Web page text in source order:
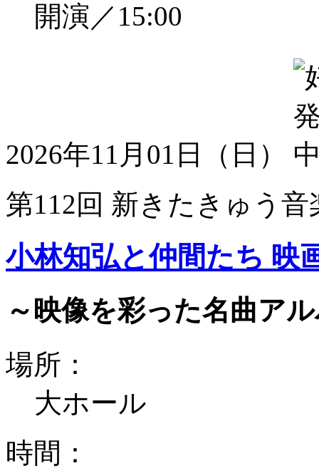
開演／15:00
2026年11月01日（日）
第112回 新きたきゅう音
小林知弘と仲間たち 映
～映像を彩った名曲ア
場所：
大ホール
時間：